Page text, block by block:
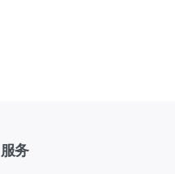
服务